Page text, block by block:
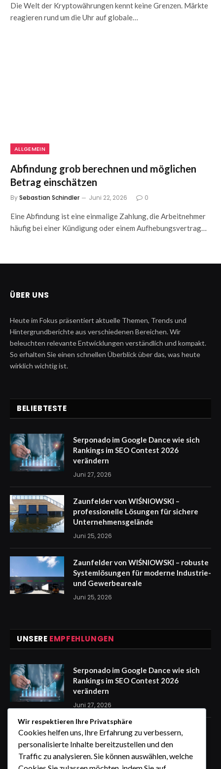
Die Welt der Kryptowährungen kennt keine Grenzen. Märkte
reagieren rund um die Uhr auf globale…
ALLGEMEIN
Abfindung grob berechnen und möglichen
Betrag einschätzen
BySebastian Schindler Juni 22, 2026 0
Eine Abfindung ist eine einmalige Zahlung, die Arbeitnehmer
häufig bei einer Kündigung oder einem Aufhebungsvertrag…
ÜBER UNS
Heute im Fokus präsentiert aktuelle Themen, Trends und
Hintergrundberichte aus verschiedenen Bereichen. Wir
beleuchten relevante Entwicklungen verständlich und kompakt.
So erhalten Sie einen schnellen Überblick über das, was heute
wirklich wichtig ist.
BELIEBTESTE
Serponado im Google Dance wie sich
Rankings im SEO Contest 2026
verändern
Juni 27, 2026
Zaunfelder von WIŚNIOWSKI –
professionelle Lösungen für sichere
Unternehmensgelände
Juni 25, 2026
Zaunfelder von WIŚNIOWSKI – robuste
Systemlösungen für moderne Industrie-
und Gewerbeareale
Juni 25, 2026
UNSERE EMPFEHLUNGEN
Serponado im Google Dance wie sich
Rankings im SEO Contest 2026
verändern
Juni 27, 2026
Zaunfelder von WIŚNIOWSKI –
professionelle Lösungen für sichere
Unternehmensgelände
Juni 25, 2026
Wir respektieren Ihre Privatsphäre
Cookies helfen uns, Ihre Erfahrung zu verbessern,
personalisierte Inhalte bereitzustellen und den
Traffic zu analysieren. Sie können auswählen, welche